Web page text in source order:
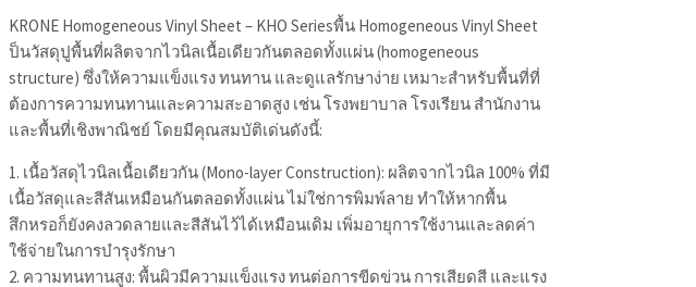
KRONE Homogeneous Vinyl Sheet – KHO Seriesพื้น Homogeneous Vinyl Sheet
ป็นวัสดุปูพื้นที่ผลิตจากไวนิลเนื้อเดียวกันตลอดทั้งแผ่น (homogeneous
structure) ซึ่งให้ความแข็งแรง ทนทาน และดูแลรักษาง่าย เหมาะสำหรับพื้นที่ที่
ต้องการความทนทานและความสะอาดสูง เช่น โรงพยาบาล โรงเรียน สำนักงาน
และพื้นที่เชิงพาณิชย์ โดยมีคุณสมบัติเด่นดังนี้:
1. เนื้อวัสดุไวนิลเนื้อเดียวกัน (Mono-layer Construction): ผลิตจากไวนิล 100% ที่มี
เนื้อวัสดุและสีสันเหมือนกันตลอดทั้งแผ่น ไม่ใช่การพิมพ์ลาย ทำให้หากพื้น
สึกหรอก็ยังคงลวดลายและสีสันไว้ได้เหมือนเดิม เพิ่มอายุการใช้งานและลดค่า
ใช้จ่ายในการบำรุงรักษา
2. ความทนทานสูง: พื้นผิวมีความแข็งแรง ทนต่อการขีดข่วน การเสียดสี และแรง